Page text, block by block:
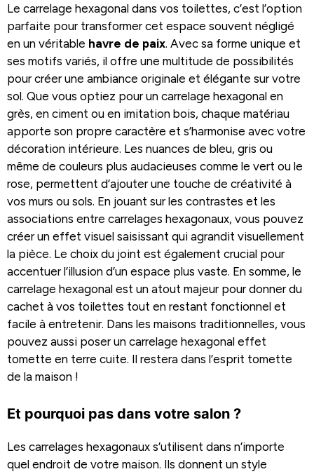
Le carrelage hexagonal dans vos toilettes, c’est l’option
parfaite pour transformer cet espace souvent négligé
en un véritable havre de paix. Avec sa forme unique et
ses motifs variés, il offre une multitude de possibilités
pour créer une ambiance originale et élégante sur votre
sol. Que vous optiez pour un carrelage hexagonal en
grès, en ciment ou en imitation bois, chaque matériau
apporte son propre caractère et s’harmonise avec votre
décoration intérieure. Les nuances de bleu, gris ou
même de couleurs plus audacieuses comme le vert ou le
rose, permettent d’ajouter une touche de créativité à
vos murs ou sols. En jouant sur les contrastes et les
associations entre carrelages hexagonaux, vous pouvez
créer un effet visuel saisissant qui agrandit visuellement
la pièce. Le choix du joint est également crucial pour
accentuer l’illusion d’un espace plus vaste. En somme, le
carrelage hexagonal est un atout majeur pour donner du
cachet à vos toilettes tout en restant fonctionnel et
facile à entretenir. Dans les maisons traditionnelles, vous
pouvez aussi poser un carrelage hexagonal effet
tomette en terre cuite. Il restera dans l’esprit tomette
de la maison !
Et pourquoi pas dans votre salon ?
Les carrelages hexagonaux s’utilisent dans n’importe
quel endroit de votre maison. Ils donnent un style